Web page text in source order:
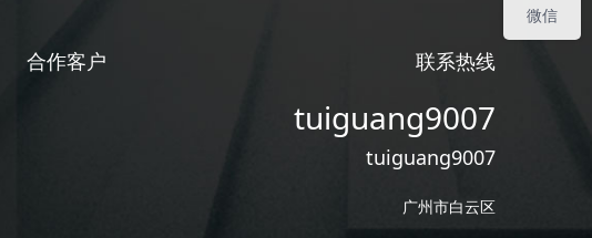
合作客户 联系热线
tuiguang9007
tuiguang9007
广州市白云区
微信